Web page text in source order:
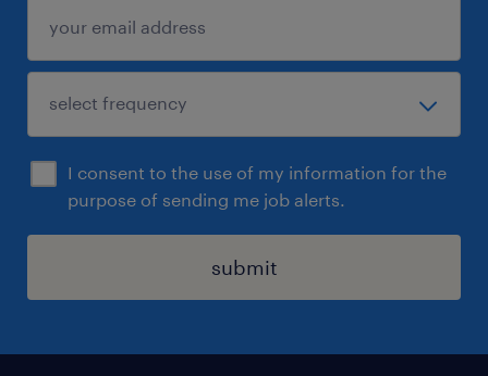
I consent to the use of my information for the
purpose of sending me job alerts.
submit